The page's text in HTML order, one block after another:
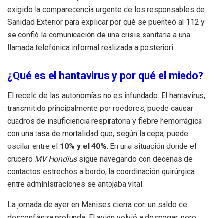
exigido la comparecencia urgente de los responsables de
Sanidad Exterior para explicar por qué se puenteó al 112 y
se confió la comunicación de una crisis sanitaria a una
llamada telefónica informal realizada a posteriori.
¿Qué es el hantavirus y por qué el miedo?
El recelo de las autonomías no es infundado. El hantavirus,
transmitido principalmente por roedores, puede causar
cuadros de insuficiencia respiratoria y fiebre hemorrágica
con una tasa de mortalidad que, según la cepa, puede
oscilar entre el 10% y el 40%. En una situación donde el
crucero MV Hondiussigue navegando con decenas de
contactos estrechos a bordo, la coordinación quirúrgica
entre administraciones se antojaba vital.
La jornada de ayer en Manises cierra con un saldo de